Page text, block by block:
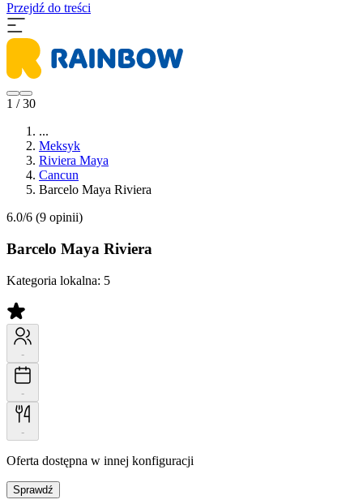
Przejdź do treści
1 / 30
...
Meksyk
Riviera Maya
Cancun
Barcelo Maya Riviera
6.0/6 (9 opinii)
Barcelo Maya Riviera
Kategoria lokalna: 5
-
-
-
Oferta dostępna w innej konfiguracji
Sprawdź